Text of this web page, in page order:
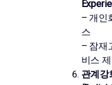
– 개인
스
– 잠재
비스
관계강